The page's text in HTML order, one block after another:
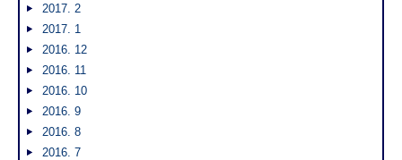
2017. 2
2017. 1
2016. 12
2016. 11
2016. 10
2016. 9
2016. 8
2016. 7